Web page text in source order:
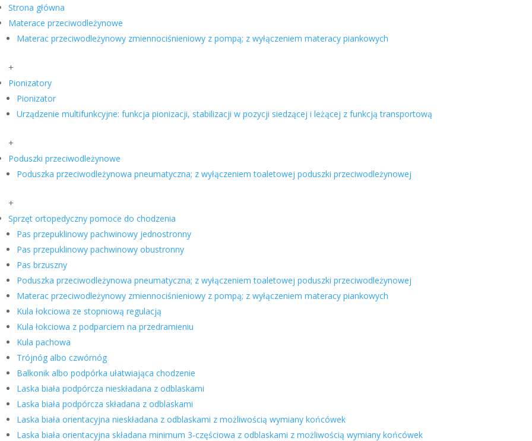
Strona główna
Materace przeciwodleżynowe
Materac przeciwodleżynowy zmiennociśnieniowy z pompą; z wyłączeniem materacy piankowych
+
Pionizatory
Pionizator
Urządzenie multifunkcyjne: funkcja pionizacji, stabilizacji w pozycji siedzącej i leżącej z funkcją transportową
+
Poduszki przeciwodleżynowe
Poduszka przeciwodleżynowa pneumatyczna; z wyłączeniem toaletowej poduszki przeciwodleżynowej
+
Sprzęt ortopedyczny pomoce do chodzenia
Pas przepuklinowy pachwinowy jednostronny
Pas przepuklinowy pachwinowy obustronny
Pas brzuszny
Poduszka przeciwodleżynowa pneumatyczna; z wyłączeniem toaletowej poduszki przeciwodleżynowej
Materac przeciwodleżynowy zmiennociśnieniowy z pompą; z wyłączeniem materacy piankowych
Kula łokciowa ze stopniową regulacją
Kula łokciowa z podparciem na przedramieniu
Kula pachowa
Trójnóg albo czwórnóg
Balkonik albo podpórka ułatwiająca chodzenie
Laska biała podpórcza nieskładana z odblaskami
Laska biała podpórcza składana z odblaskami
Laska biała orientacyjna nieskładana z odblaskami z możliwością wymiany końcówek
Laska biała orientacyjna składana minimum 3-częściowa z odblaskami z możliwością wymiany końcówek